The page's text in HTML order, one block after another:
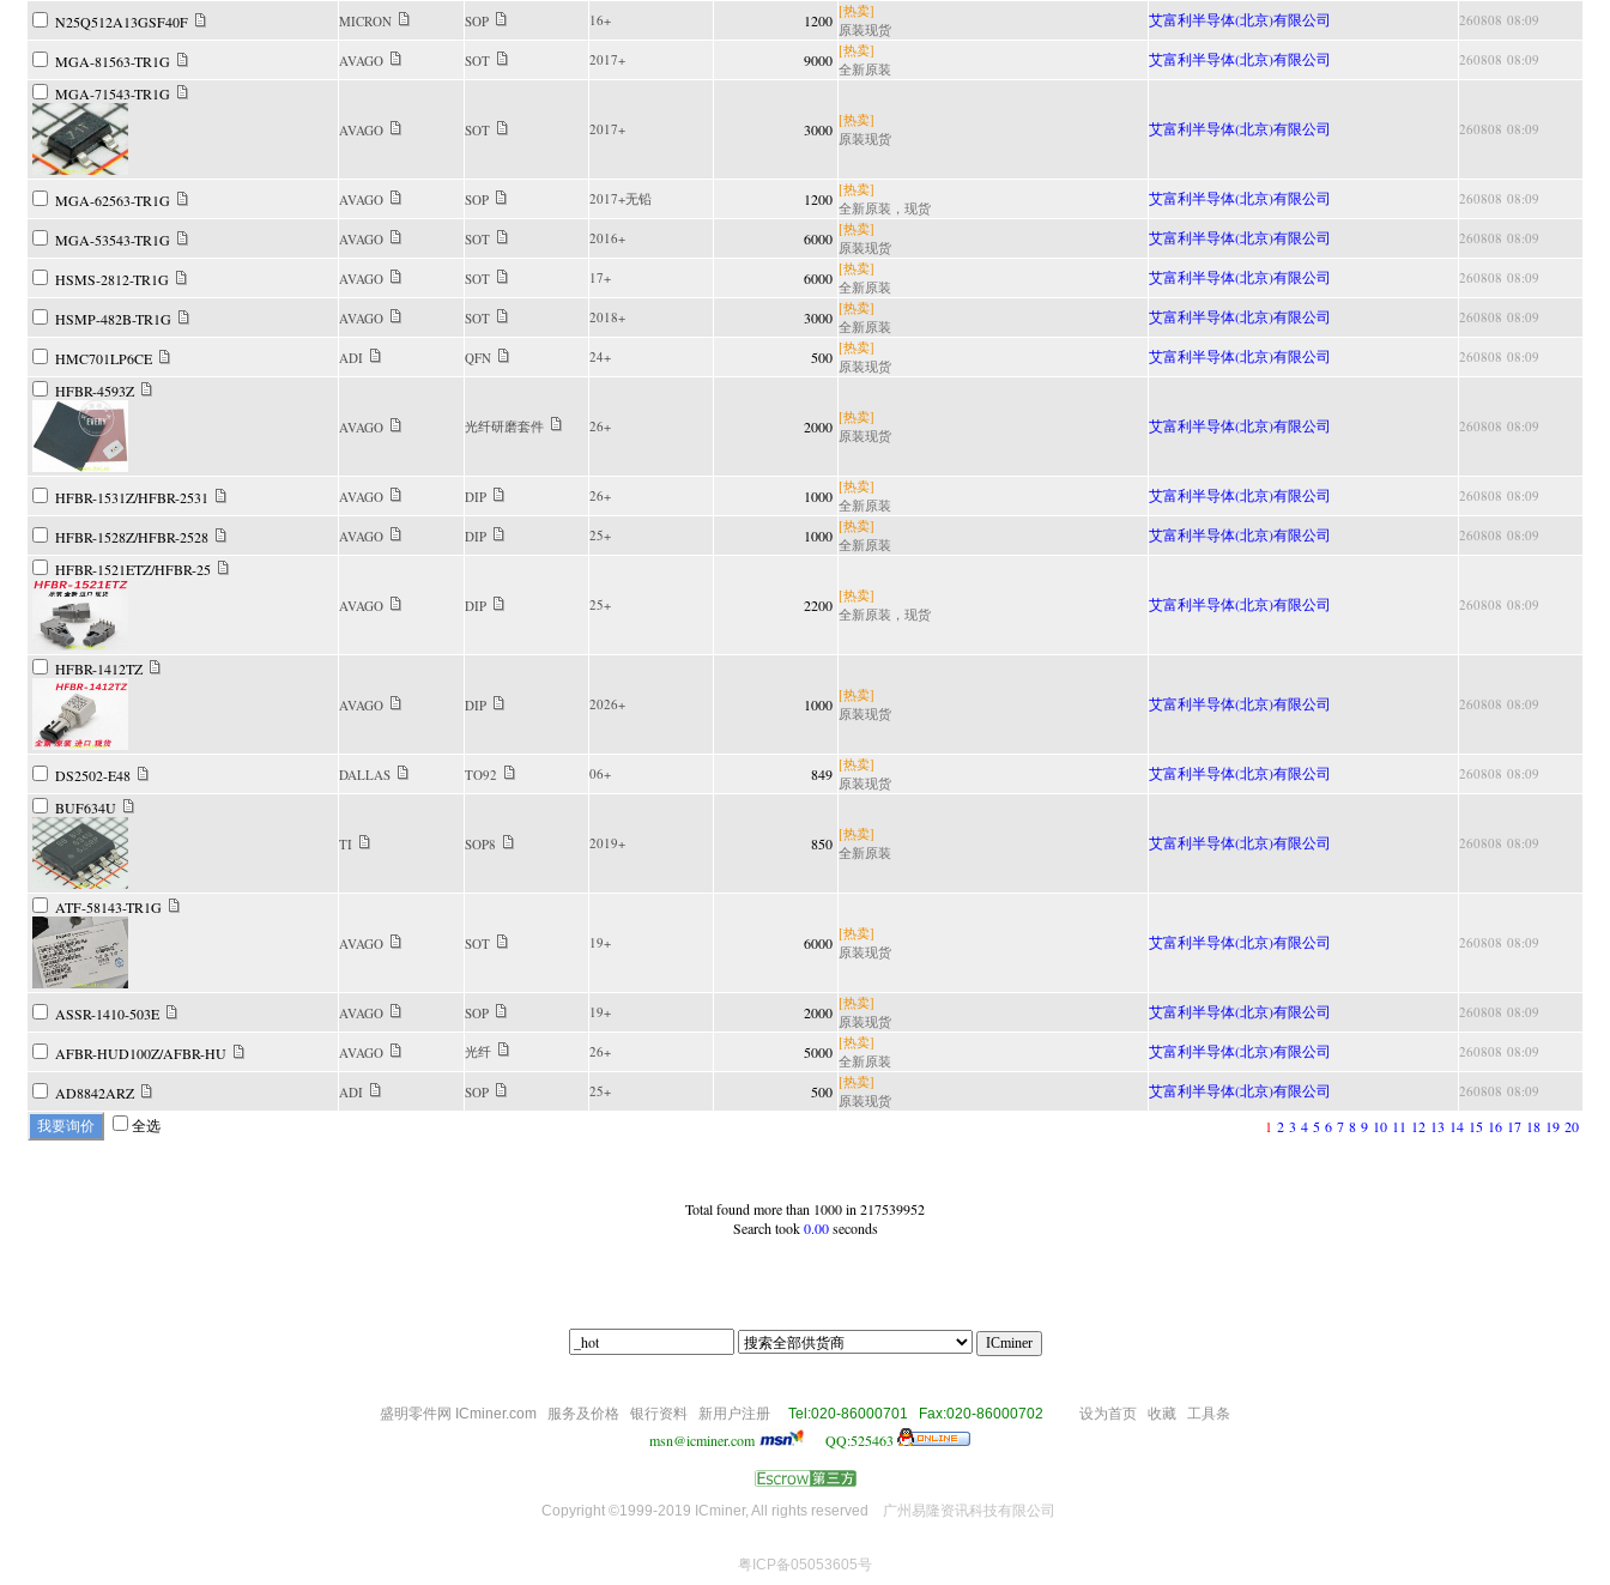
N25Q512A13GSF40F MICRON SOP 16+ 1200
[热卖]
原装现货
艾富利半导体(北京)有限公司 260808 08:09
MGA-81563-TR1G AVAGO SOT 2017+ 9000
[热卖]
全新原装
艾富利半导体(北京)有限公司 260808 08:09
MGA-71543-TR1G
AVAGO SOT 2017+ 3000
[热卖]
原装现货
艾富利半导体(北京)有限公司 260808 08:09
MGA-62563-TR1G AVAGO SOP 2017+无铅 1200
[热卖]
全新原装，现货
艾富利半导体(北京)有限公司 260808 08:09
MGA-53543-TR1G AVAGO SOT 2016+ 6000
[热卖]
原装现货
艾富利半导体(北京)有限公司 260808 08:09
HSMS-2812-TR1G AVAGO SOT 17+ 6000
[热卖]
全新原装
艾富利半导体(北京)有限公司 260808 08:09
HSMP-482B-TR1G AVAGO SOT 2018+ 3000
[热卖]
全新原装
艾富利半导体(北京)有限公司 260808 08:09
HMC701LP6CE ADI QFN 24+ 500
[热卖]
原装现货
艾富利半导体(北京)有限公司 260808 08:09
HFBR-4593Z
AVAGO 光纤研磨套件 26+ 2000
[热卖]
原装现货
艾富利半导体(北京)有限公司 260808 08:09
HFBR-1531Z/HFBR-2531 AVAGO DIP 26+ 1000
[热卖]
全新原装
艾富利半导体(北京)有限公司 260808 08:09
HFBR-1528Z/HFBR-2528 AVAGO DIP 25+ 1000
[热卖]
全新原装
艾富利半导体(北京)有限公司 260808 08:09
HFBR-1521ETZ/HFBR-25
AVAGO DIP 25+ 2200
[热卖]
全新原装，现货
艾富利半导体(北京)有限公司 260808 08:09
HFBR-1412TZ
AVAGO DIP 2026+ 1000
[热卖]
原装现货
艾富利半导体(北京)有限公司 260808 08:09
DS2502-E48 DALLAS TO92 06+ 849
[热卖]
原装现货
艾富利半导体(北京)有限公司 260808 08:09
BUF634U
TI SOP8 2019+ 850
[热卖]
全新原装
艾富利半导体(北京)有限公司 260808 08:09
ATF-58143-TR1G
AVAGO SOT 19+ 6000
[热卖]
原装现货
艾富利半导体(北京)有限公司 260808 08:09
ASSR-1410-503E AVAGO SOP 19+ 2000
[热卖]
原装现货
艾富利半导体(北京)有限公司 260808 08:09
AFBR-HUD100Z/AFBR-HU AVAGO 光纤 26+ 5000
[热卖]
全新原装
艾富利半导体(北京)有限公司 260808 08:09
AD8842ARZ ADI SOP 25+ 500
[热卖]
原装现货
艾富利半导体(北京)有限公司 260808 08:09
全选 1 2 3 4 5 6 7 8 9 10 11 12 13 14 15 16 17 18 19 20
Total found more than 1000 in 217539952
Search took0.00seconds
盛明零件网 ICminer.com 服务及价格 银行资料 新用户注册 Tel:020-86000701 Fax:020-86000702 设为首页 收藏 工具条
msn@icminer.com QQ:525463
Copyright ©1999-2019 ICminer, All rights reserved 广州易隆资讯科技有限公司
粤ICP备05053605号